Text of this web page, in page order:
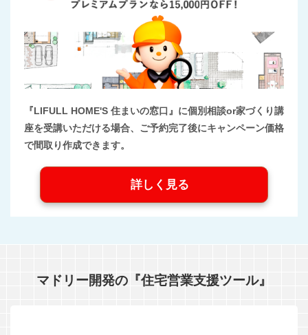
『LIFULL HOME'S 住まいの窓口』に個別相談or家づくり講
座を受講いただける場合、ご予約完了後にキャンペーン価格
で間取り作成できます。
詳しく見る
マドリー開発の『住宅営業支援ツール』